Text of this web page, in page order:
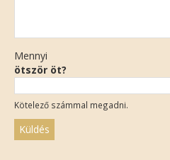
Mennyi
ötször öt?
Kötelező számmal megadni.